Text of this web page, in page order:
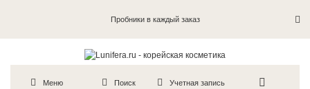
Пробники в каждый заказ
Меню Поиск Учетная запись